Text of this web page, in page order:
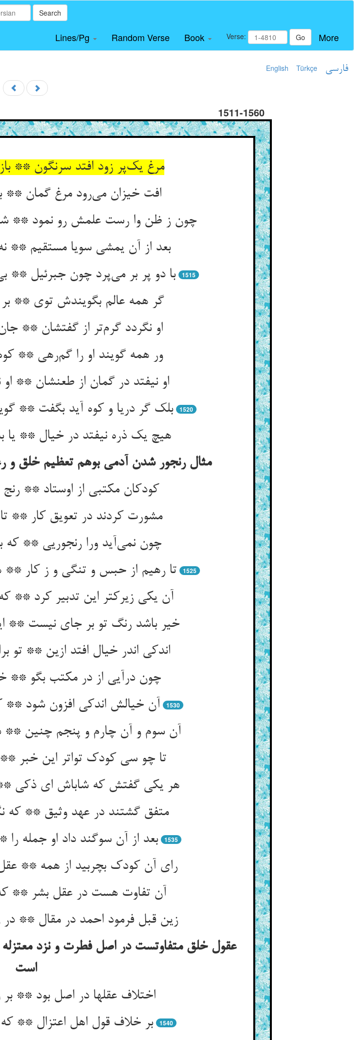
Search
Lines/Pg Random Verse Book Verse: Go More
English Türkçe فارسی
1511-1560
مرغ یک‌پر زود افتد سرنگون **
افت خیزان می‌رود مرغ گمان **
چون ز ظن وا رست علمش رو نمود **
بعد از آن یمشی سویا مستقیم **
با دو پر بر می‌پرد چون جبرئیل **
1515
گر همه عالم بگویندش توی **
او نگردد گرم‌تر از گفتشان **
ور همه گویند او را گم‌رهی **
او نیفتد در گمان از طعنشان **
بلک گر دریا و کوه آید بگفت **
1520
هیچ یک ذره نیفتد در خیال ** یا
مثال رنجور شدن آدمی بوهم تعظیم خلق و
کودکان مکتبی از اوستاد ** رنج
مشورت کردند در تعویق کار ** تا
چون نمی‌آید ورا رنجوریی ** که
تا رهیم از حبس و تنگی و ز کار **
1525
آن یکی زیرکتر این تدبیر کرد **
خیر باشد رنگ تو بر جای نیست **
اندکی اندر خیال افتد ازین ** تو
چون درآیی از در مکتب بگو **
آن خیالش اندکی افزون شود **
1530
آن سوم و آن چارم و پنجم چنین **
تا چو سی کودک تواتر این خبر **
هر یکی گفتش که شاباش ای ذکی **
متفق گشتند در عهد وثیق ** که
بعد از آن سوگند داد او جمله
1535
رای آن کودک بچربید از همه **
آن تفاوت هست در عقل بشر ** که
زین قبل فرمود احمد در مقال ** در
عقول خلق متفاوتست در اصل فطرت و نزد
است
اختلاف عقلها در اصل بود ** بر
بر خلاف قول اهل اعتزال ** که
1540